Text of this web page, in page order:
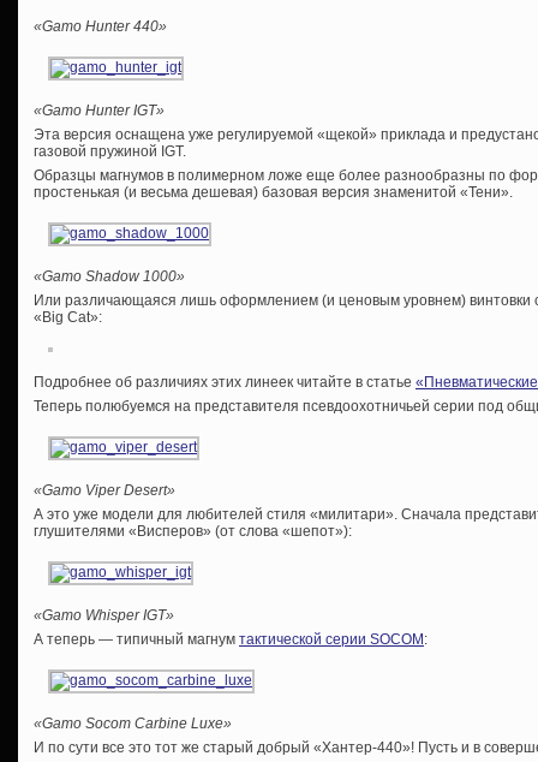
«Gamo Hunter 440»
«Gamo HunterIGT»
Эта версия оснащена уже регулируемой «щекой» приклада и
газовой пружиной IGT.
Образцы магнумов в полимерном ложе еще более разнообразны по
простенькая (и весьма дешевая) базовая версия знаменитой «Тени».
«Gamo Shadow 1000»
Или различающаяся лишь оформлением (и ценовым уровнем) винтовки
«Big Cat»:
Подробнее об различиях этих линеек читайте в статье
Теперь полюбуемся на представителя псевдоохотничьей серии под
«Gamo Viper Desert»
А это уже модели для любителей стиля «милитари». Сначала
глушителями «Висперов» (от слова «шепот»):
«Gamo Whisper IGT»
А теперь — типичный магнум тактической серии SOCOM :
«Gamo Socom Carbine Luxe»
И по сути все это тот же старый добрый «Хантер-440»! Пусть и в